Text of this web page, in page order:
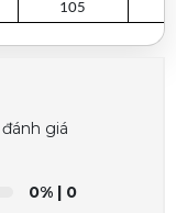
105
giá
0% | 0